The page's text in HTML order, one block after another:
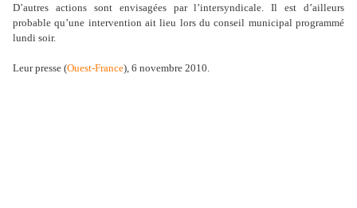
D’autres actions sont envisagées par l’intersyndicale. Il est d’ailleurs
probable qu’une intervention ait lieu lors du conseil municipal programmé
lundi soir.
Leur presse (Ouest-France), 6 novembre 2010.